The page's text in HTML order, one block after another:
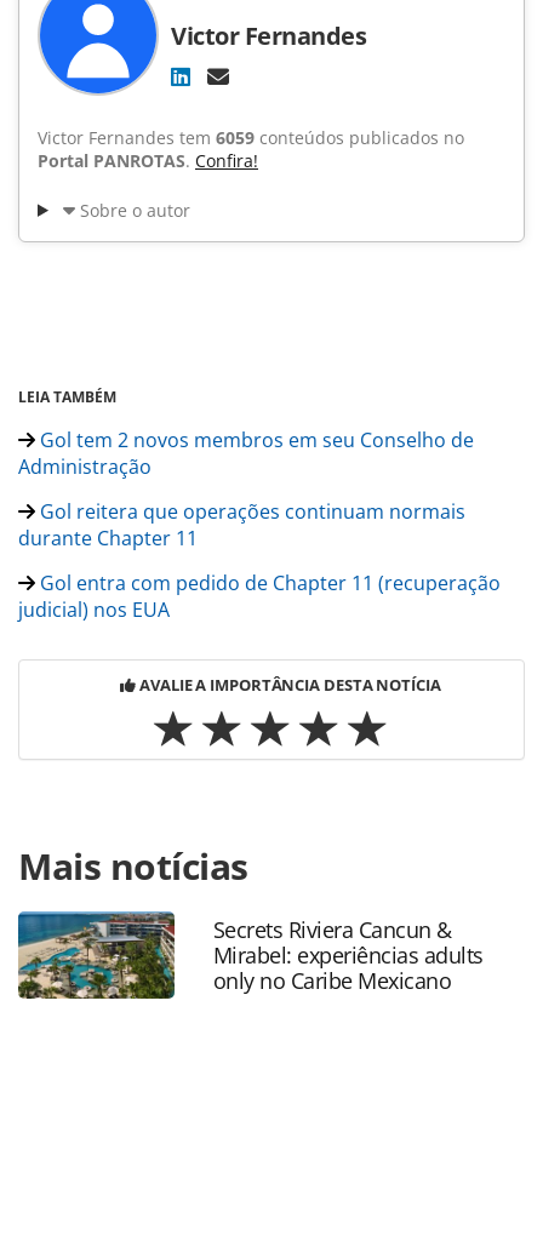
Victor Fernandes
Victor Fernandes tem 6059 conteúdos publicados no
Portal PANROTAS. Confira!
Sobre o autor
LEIA TAMBÉM
Gol tem 2 novos membros em seu Conselho de
Administração
Gol reitera que operações continuam normais
durante Chapter 11
Gol entra com pedido de Chapter 11 (recuperação
judicial) nos EUA
AVALIE A IMPORTÂNCIA DESTA NOTÍCIA
https://www.panrotas.com.br/mercado/operadoras/2024/
viagens-promove-ecoturismo-em-bonito-ms-veja-
fotos_202661.html ou as ferramentas oferecidas na página.
Todo o conteúdo produzido pela PANROTAS Editora é
protegido pela legislação brasileira sobre direito autoral.
Não reproduza o conteúdo sem autorização da PANROTAS
Mais notícias
Secrets Riviera Cancun &
Mirabel: experiências adults
only no Caribe Mexicano